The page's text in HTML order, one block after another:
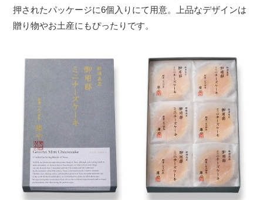
押されたパッケージに6個入りにて用意。上品なデザインは
贈り物やお土産にもぴったりです。